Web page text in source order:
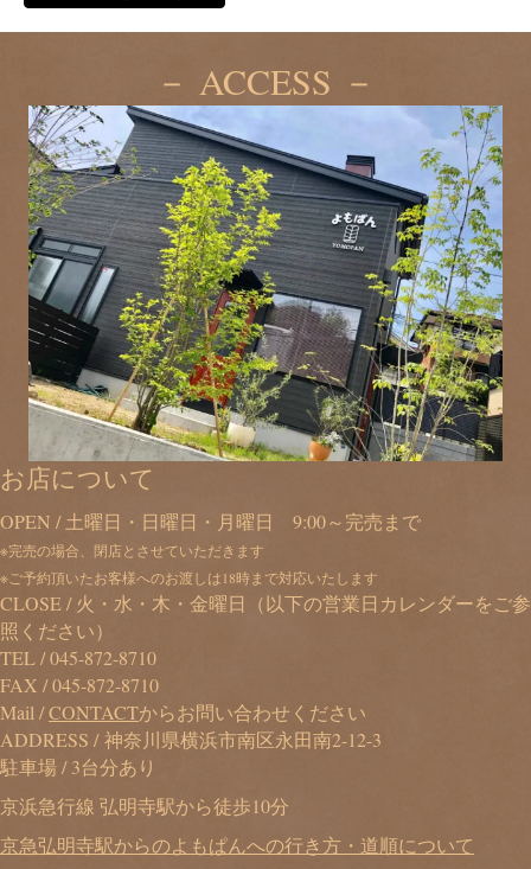
－ ACCESS －
お店について
OPEN / 土曜日・日曜日・月曜日 9:00～完売まで
※完売の場合、閉店とさせていただきます
※ご予約頂いたお客様へのお渡しは18時まで対応いたします
CLOSE / 火・水・木・金曜日（以下の営業日カレンダーをご参
照ください）
TEL /045-872-8710
FAX / 045-872-8710
Mail /CONTACTからお問い合わせください
ADDRESS / 神奈川県横浜市南区永田南2-12-3
駐車場 / 3台分あり
京浜急行線 弘明寺駅から徒歩10分
京急弘明寺駅からのよもぱんへの行き方・道順について